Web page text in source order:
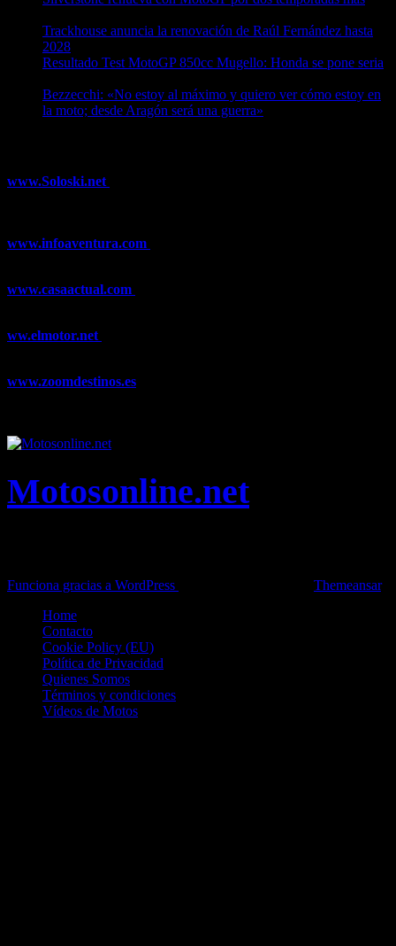
Trackhouse anuncia la renovación de Raúl Fernández hasta
2028
Resultado Test MotoGP 850cc Mugello: Honda se pone seria
Bezzecchi: «No estoy al máximo y quiero ver cómo estoy en
la moto; desde Aragón será una guerra»
www.Soloski.net
www.infoaventura.com
www.casaactual.com
ww.elmotor.net
www.zoomdestinos.es
Motosonline.net
Funciona gracias a WordPress
Themeansar.
Home
Contacto
Cookie Policy (EU)
Política de Privacidad
Quienes Somos
Términos y condiciones
Vídeos de Motos